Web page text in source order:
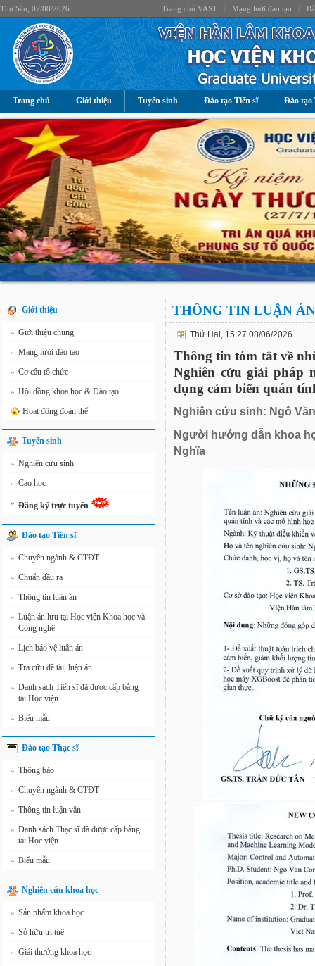
Thứ Sáu, 07/08/2026 Trang chủ VAST Mạng lưới đào tạo
Trang chủ Giới thiệu Tuyển sinh Đào tạo Tiến sĩ Đào tạo
Giới thiệu
» Giới thiệu chung
» Mạng lưới đào tạo
» Cơ cấu tổ chức
» Hội đồng khoa học & Đào tạo
Hoạt động đoàn thể
Tuyển sinh
» Nghiên cứu sinh
» Cao học
» Đăng ký trực tuyến
Đào tạo Tiến sĩ
» Chuyên ngành & CTĐT
» Chuẩn đầu ra
» Thông tin luận án
» Luận án lưu tại Học viện Khoa học và
Công nghệ
» Lịch bảo vệ luận án
» Tra cứu đề tài, luận án
» Danh sách Tiến sĩ đã được cấp bằng
tại Học viện
» Biểu mẫu
Đào tạo Thạc sĩ
» Thông báo
» Chuyên ngành & CTĐT
» Thông tin luận văn
» Danh sách Thạc sĩ đã được cấp bằng
tại Học viện
» Biểu mẫu
Nghiên cứu khoa học
» Sản phẩm khoa học
» Sở hữu trí tuệ
» Giải thưởng khoa học
THÔNG TIN LUẬN ÁN
Thứ Hai, 15:27 08/06/2026
Thông tin tóm tắt về
Nghiên cứu giải pháp
dụng cảm biến quán
Nghiên cứu sinh: Ngô
Người hướng dẫn khoa
Nghĩa